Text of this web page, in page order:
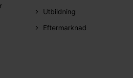
Utbildning
Eftermarknad